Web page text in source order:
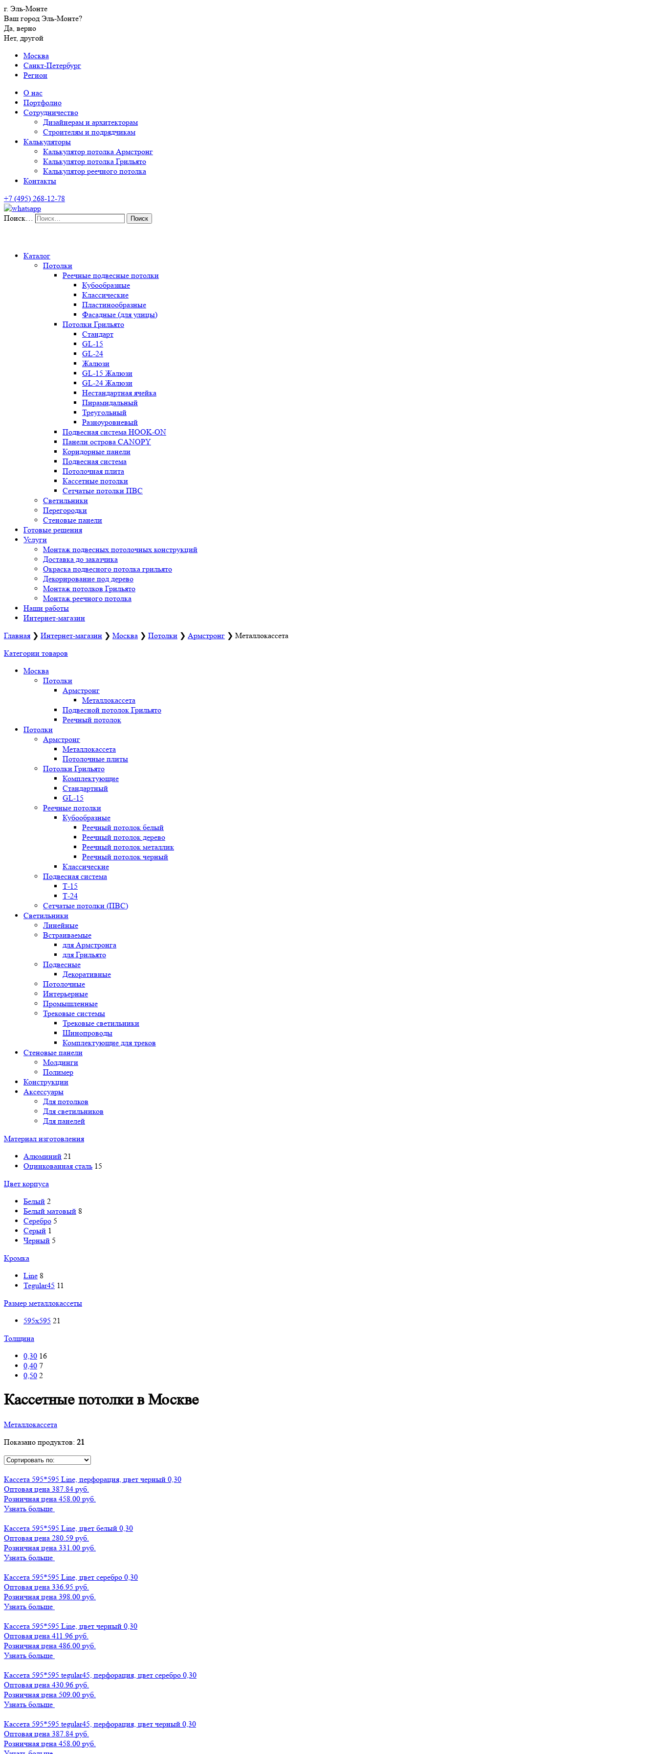
г. Эль-Монте
Ваш город Эль-Монте?
Да, верно
Нет, другой
Москва
Санкт-Петербург
Регион
О нас
Портфолио
Сотрудничество
Дизайнерам и архитекторам
Строителям и подрядчикам
Калькуляторы
Калькулятор потолка Армстронг
Калькулятор потолка Грильято
Калькулятор реечного потолка
Контакты
+7 (495) 268-12-78
Поиск… Поиск
Каталог
Потолки
Реечные подвесные потолки
Кубообразные
Классические
Пластинообразные
Фасадные (для улицы)
Потолки Грильято
Стандарт
GL-15
GL-24
Жалюзи
GL-15 Жалюзи
GL-24 Жалюзи
Нестандартная ячейка
Пирамидальный
Треугольный
Разноуровневый
Подвесная система HOOK-ON
Панели острова CANOPY
Коридорные панели
Подвесная система
Потолочная плита
Кассетные потолки
Сетчатые потолки ПВС
Светильники
Перегородки
Стеновые панели
Готовые решения
Услуги
Монтаж подвесных потолочных конструкций
Доставка до заказчика
Окраска подвесного потолка грильято
Декорирование под дерево
Монтаж потолков Грильято
Монтаж реечного потолка
Наши работы
Интернет-магазин
Главная ❯ Интернет-магазин ❯ Москва ❯ Потолки ❯ Армстронг ❯ Металлокассета
Категории товаров
Москва
Потолки
Армстронг
Металлокассета
Подвесной потолок Грильято
Реечный потолок
Потолки
Армстронг
Металлокассета
Потолочные плиты
Потолки Грильято
Комплектующие
Стандартный
GL-15
Реечные потолки
Кубообразные
Реечный потолок белый
Реечный потолок дерево
Реечный потолок металлик
Реечный потолок черный
Классические
Подвесная система
Т-15
Т-24
Сетчатые потолки (ПВС)
Светильники
Линейные
Встраиваемые
для Армстронга
для Грильято
Подвесные
Декоративные
Потолочные
Интерьерные
Промышленные
Трековые системы
Трековые светильники
Шинопроводы
Комплектующие для треков
Стеновые панели
Молдинги
Полимер
Конструкции
Аксессуары
Для потолков
Для светильников
Для панелей
Материал изготовления
Алюминий 21
Оцинкованная сталь 15
Цвет корпуса
Белый 2
Белый матовый 8
Серебро 5
Серый 1
Черный 5
Кромка
Line 8
Tegular45 11
Размер металлокассеты
595x595 21
Толщина
0,30 16
0,40 7
0,50 2
Кассетные потолки в Москве
Металлокассета
Показано продуктов: 21
Кассета 595*595 Line, перфорация, цвет черный 0,30
Оптовая цена 387.84 руб.
Розничная цена 458.00 руб.
Узнать больше
Кассета 595*595 Line, цвет белый 0,30
Оптовая цена 280.59 руб.
Розничная цена 331.00 руб.
Узнать больше
Кассета 595*595 Line, цвет серебро 0,30
Оптовая цена 336.95 руб.
Розничная цена 398.00 руб.
Узнать больше
Кассета 595*595 Line, цвет черный 0,30
Оптовая цена 411.96 руб.
Розничная цена 486.00 руб.
Узнать больше
Кассета 595*595 tegular45, перфорация, цвет серебро 0,30
Оптовая цена 430.96 руб.
Розничная цена 509.00 руб.
Узнать больше
Кассета 595*595 tegular45, перфорация, цвет черный 0,30
Оптовая цена 387.84 руб.
Розничная цена 458.00 руб.